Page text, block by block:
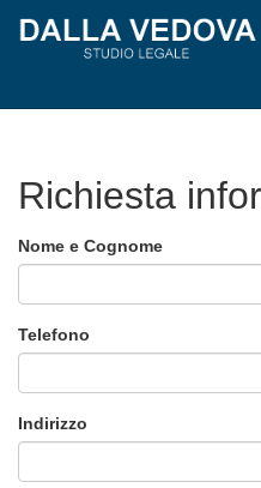
Richiesta
Nome e Cognome
Telefono
Indirizzo